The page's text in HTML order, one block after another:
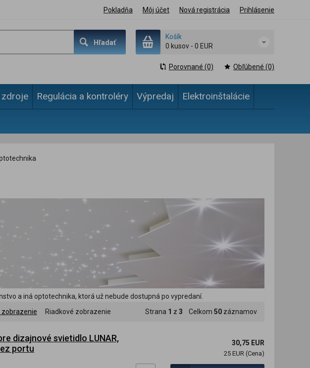
Pokladňa Môj účet Nová registrácia Prihlásenie
Hľadať
Košík
0 kusov - 0 EUR
Porovnané (0) Obľúbené (0)
zdroje Regulácia a kontroléry Výpredaj Elektroinštalácie
a iná optotechnika, ktorá už nebude dostupná po vypredaní.
zobrazenie Riadkové zobrazenie Strana 1 z 3 Celkom 50 záznamov
dizajnové svietidlo LUNAR,
portu
30,75 EUR
25 EUR (Cena)